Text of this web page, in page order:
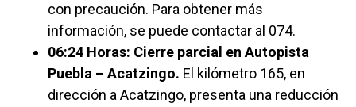
con precaución. Para obtener más
información, se puede contactar al 074.
06:24 Horas: Cierre parcial en Autopista
Puebla – Acatzingo. El kilómetro 165, en
dirección a Acatzingo, presenta una reducción